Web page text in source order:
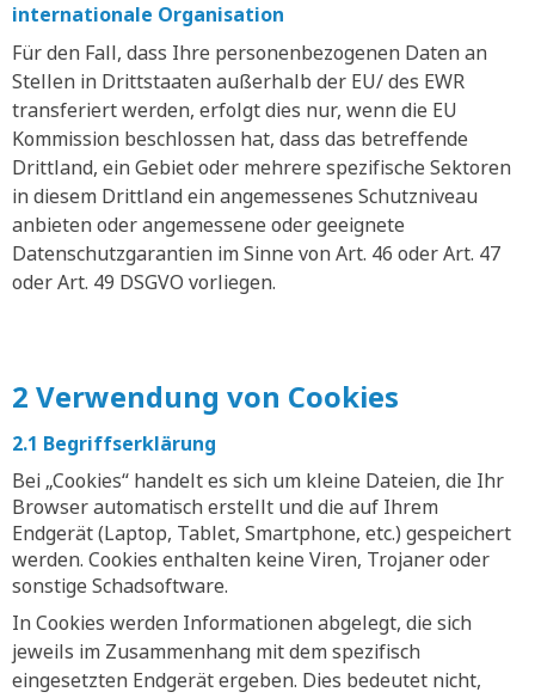
internationale Organisation
Für den Fall, dass Ihre personenbezogenen Daten an
Stellen in Drittstaaten außerhalb der EU/ des EWR
transferiert werden, erfolgt dies nur, wenn die EU
Kommission beschlossen hat, dass das betreffende
Drittland, ein Gebiet oder mehrere spezifische Sektoren
in diesem Drittland ein angemessenes Schutzniveau
anbieten oder angemessene oder geeignete
Datenschutzgarantien im Sinne von Art. 46 oder Art. 47
oder Art. 49 DSGVO vorliegen.
2 Verwendung von Cookies
2.1 Begriffserklärung
Bei „Cookies“ handelt es sich um kleine Dateien, die Ihr
Browser automatisch erstellt und die auf Ihrem
Endgerät (Laptop, Tablet, Smartphone, etc.) gespeichert
werden. Cookies enthalten keine Viren, Trojaner oder
sonstige Schadsoftware.
In Cookies werden Informationen abgelegt, die sich
jeweils im Zusammenhang mit dem spezifisch
eingesetzten Endgerät ergeben. Dies bedeutet nicht,